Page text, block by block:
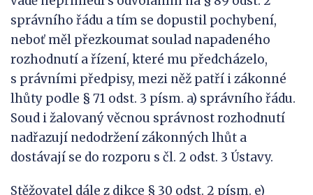
správního řádu a tím se dopustil pochybení,
neboť měl přezkoumat soulad napadeného
rozhodnutí a řízení, které mu předcházelo,
s právními předpisy, mezi něž patří i zákonné
lhůty podle § 71 odst. 3 písm. a) správního řádu.
Soud i žalovaný věcnou správnost rozhodnutí
nadřazují nedodržení zákonných lhůt a
dostávají se do rozporu s čl. 2 odst. 3 Ústavy.
Stěžovatel dále z dikce § 30 odst. 2 písm. e)